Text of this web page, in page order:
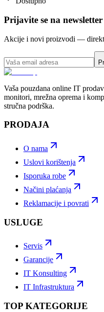
Prijavite se na newsletter
Akcije i novi proizvodi —
Vaša pouzdana online IT
monitori, mrežna oprema i
stručna podrška.
PRODAJA
O nama
Uslovi korištenja
Isporuka robe
Načini plaćanja
Reklamacije i povrati
USLUGE
Servis
Garancije
IT Konsulting
IT Infrastruktura
TOP KATEGORIJE